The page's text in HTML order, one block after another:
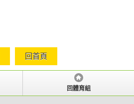
回首頁
回體育組